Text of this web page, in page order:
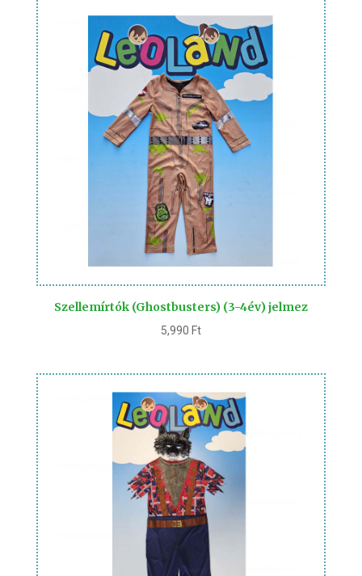
Szellemírtók (Ghostbusters) (3-4év) jelmez
5,990 Ft